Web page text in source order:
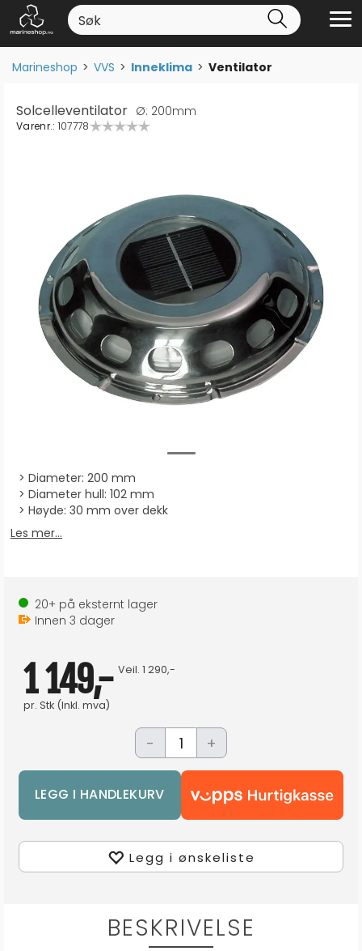
Marineshop>VVS>Inneklima>Ventilator
Solcelleventilator Ø: 200mm
Varenr.: 107778
Diameter: 200 mm
Diameter hull: 102 mm
Høyde: 30 mm over dekk
Les mer...
20+ på eksternt lager
Innen 3 dager
1 149,-
pr. Stk (Inkl. mva)
Veil.1 290,-
- +
Legg i ønskeliste
BESKRIVELSE